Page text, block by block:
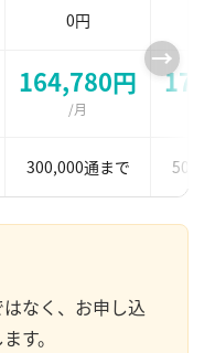
0円
164,780円
/月
300,000通まで
なく、お申し込
す。